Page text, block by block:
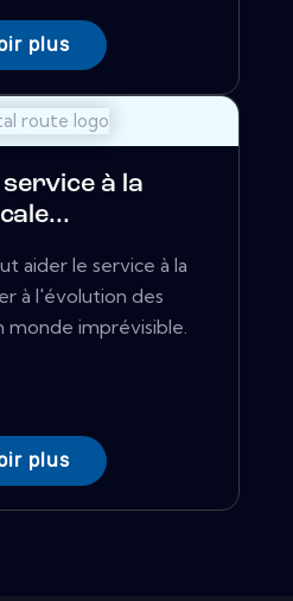
plus
à la
aider le service à la
à l'évolution des
monde imprévisible.
plus